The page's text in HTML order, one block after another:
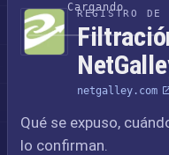
Cargando
REGISTRO DE
netgalley.com
Qué se expuso,
lo confirman.